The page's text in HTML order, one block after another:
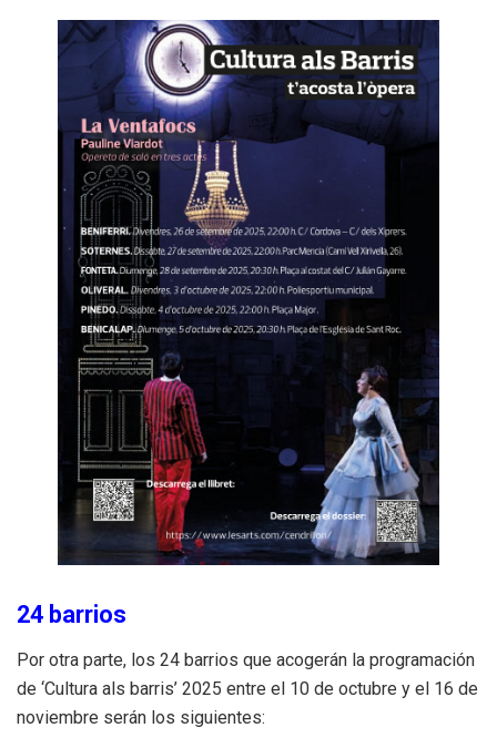
24 barrios
Por otra parte, los 24 barrios que acogerán la programación
de ‘Cultura als barris’ 2025 entre el 10 de octubre y el 16 de
noviembre serán los siguientes: